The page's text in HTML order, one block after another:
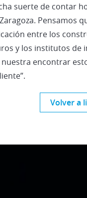
suerte de contar
Pensamos
entre los
y los institutos de
encontrar
Volver a